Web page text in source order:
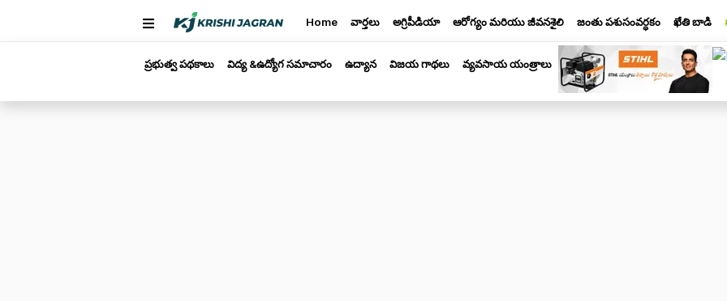
Home వార్తలు అగ్రిపీడియా ఆరోగ్యం మరియు జీవనశైలి జంతు పశుసంవర్ధకం ఖేతి బాడి
ప్రభుత్వ పథకాలు విద్య &ఉద్యోగ సమాచారం ఉద్యాన విజయ గాథలు వ్యవసాయ యంత్రాలు